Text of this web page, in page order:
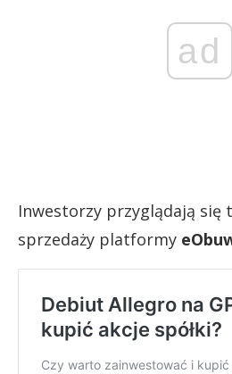
ad
Inwestorzy przyglądają się
sprzedaży platformy